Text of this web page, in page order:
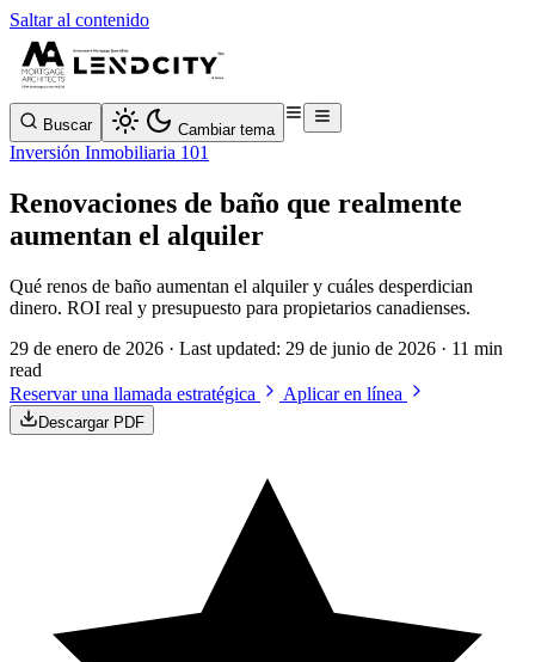
Saltar al contenido
Buscar Cambiar tema
Inversión Inmobiliaria 101
Renovaciones de baño que realmente
aumentan el alquiler
Qué renos de baño aumentan el alquiler y cuáles desperdician
dinero. ROI real y presupuesto para propietarios canadienses.
29 de enero de 2026 · Last updated: 29 de junio de 2026 · 11 min
read
Reservar una llamada estratégica
Aplicar en línea
Descargar PDF